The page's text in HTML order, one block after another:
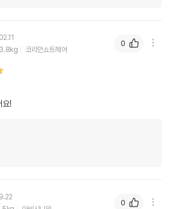
3.8kg 코리안쇼트헤어
요!
0
0